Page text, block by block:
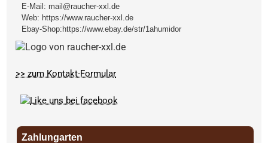
E-Mail: mail@raucher-xxl.de
Web: https://www.raucher-xxl.de
Ebay-Shop:https://www.ebay.de/str/1ahumidor
>> zum Kontakt-Formular
Zahlungarten